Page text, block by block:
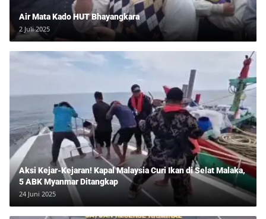
Air Mata Kado HUT Bhayangkara
2 Juli 2025
Aksi Kejar-Kejaran! Kapal Malaysia Curi Ikan di Selat Malaka,
5 ABK Myanmar Ditangkap
24 Juni 2025